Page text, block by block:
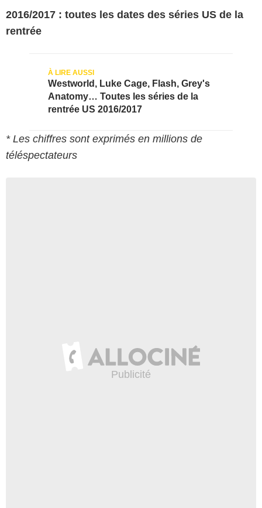
2016/2017 : toutes les dates des séries US de la
rentrée
Westworld, Luke Cage, Flash, Grey's
Anatomy… Toutes les séries de la
rentrée US 2016/2017
* Les chiffres sont exprimés en millions de
téléspectateurs